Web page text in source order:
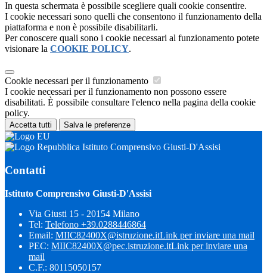
In questa schermata è possibile scegliere quali cookie consentire.
I cookie necessari sono quelli che consentono il funzionamento della
piattaforma e non è possibile disabilitarli.
Per conoscere quali sono i cookie necessari al funzionamento potete
visionare la COOKIE POLICY.
Cookie necessari per il funzionamento
I cookie necessari per il funzionamento non possono essere
disabilitati. È possibile consultare l'elenco nella pagina della cookie
policy.
Accetta tutti Salva le preferenze
Istituto Comprensivo Giusti-D'Assisi
Contatti
Istituto Comprensivo Giusti-D'Assisi
Via Giusti 15 - 20154 Milano
Tel: Telefono +39.0288446864
Email: MIIC82400X@istruzione.itLink per inviare una mail
PEC: MIIC82400X@pec.istruzione.itLink per inviare una
mail
C.F.: 80115050157